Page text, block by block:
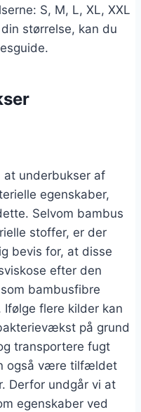
S, M, L, XL, XXL
størrelse, kan du
underbukser af
egenskaber,
Selvom bambus
stoffer, er der
bevis for, at disse
efter den
bambusfibre
flere kilder kan
på grund
transportere fugt
også være tilfældet
Derfor undgår vi at
egenskaber ved